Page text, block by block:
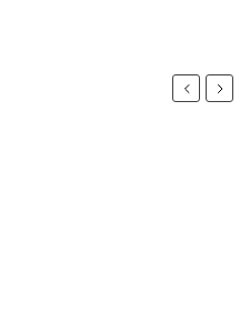
PreviousNext